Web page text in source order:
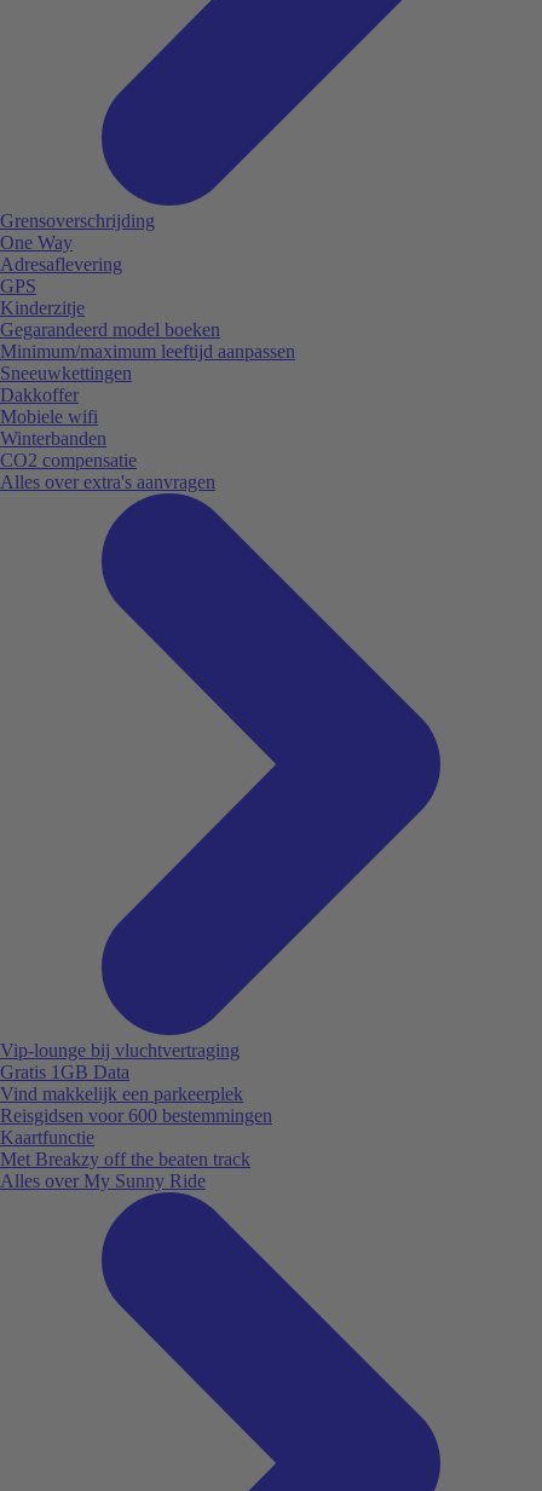
Grensoverschrijding
One Way
Adresaflevering
GPS
Kinderzitje
Gegarandeerd model boeken
Minimum/maximum leeftijd aanpassen
Sneeuwkettingen
Dakkoffer
Mobiele wifi
Winterbanden
CO2 compensatie
Alles over extra's aanvragen
Vip-lounge bij vluchtvertraging
Gratis 1GB Data
Vind makkelijk een parkeerplek
Reisgidsen voor 600 bestemmingen
Kaartfunctie
Met Breakzy off the beaten track
Alles over My Sunny Ride